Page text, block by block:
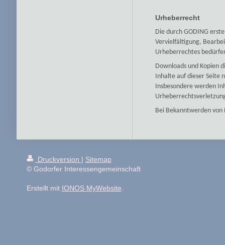
Urheberrecht
Die durch GODING
Vervielfältigung,
Urheberrechtes
Downloads und Kopien
Inhalte auf dieser Seite
Insbesondere werden
Bei Bekanntwerden
Druckversion | Sitemap
© Godorfer Interessengemeinschaft
Erstellt mit IONOS MyWebsite